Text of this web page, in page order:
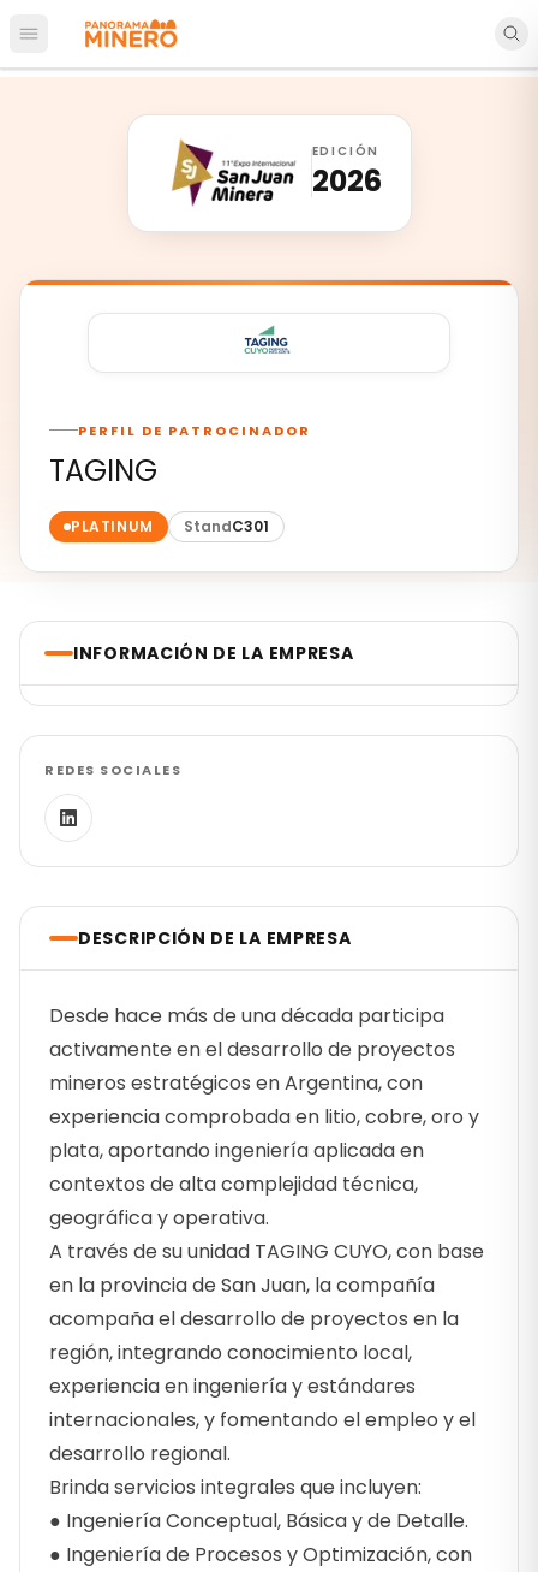
Abrir menú principal
EDICIÓN
2026
PERFIL DE PATROCINADOR
TAGING
PLATINUM StandC301
INFORMACIÓN DE LA EMPRESA
REDES SOCIALES
DESCRIPCIÓN DE LA EMPRESA
Desde hace más de una década participa
activamente en el desarrollo de proyectos
mineros estratégicos en Argentina, con
experiencia comprobada en litio, cobre, oro y
plata, aportando ingeniería aplicada en
contextos de alta complejidad técnica,
geográfica y operativa.
A través de su unidad TAGING CUYO, con base
en la provincia de San Juan, la compañía
acompaña el desarrollo de proyectos en la
región, integrando conocimiento local,
experiencia en ingeniería y estándares
internacionales, y fomentando el empleo y el
desarrollo regional.
Brinda servicios integrales que incluyen:
● Ingeniería Conceptual, Básica y de Detalle.
● Ingeniería de Procesos y Optimización, con